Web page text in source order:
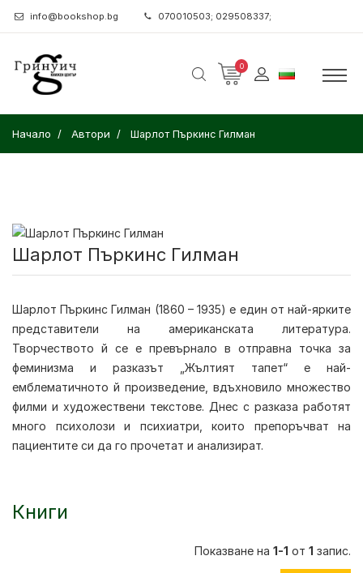
info@bookshop.bg 070010503; 029508337;
0
Начало Автори Шарлот Пъркинс Гилман
Шарлот Пъркинс Гилман
Шарлот Пъркинс Гилман (1860 – 1935) е един от най-ярките
представители на американската литература.
Творчеството й се е превърнало в отправна точка за
феминизма и разказът „Жълтият тапет“ е най-
емблематичното й произведение, вдъхновило множество
филми и художествени текстове. Днес с разказа работят
много психолози и психиатри, които препоръчват на
пациентите си да го прочетат и анализират.
Книги
Показване на 1-1 от 1 запис.